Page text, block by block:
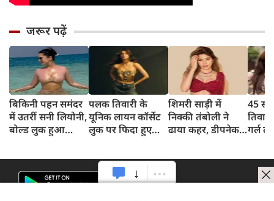
जरूर पढ़ें
बिकिनी पहन समंदर
में उतरीं सनी लियोनी,
बोल्ड लुक हुआ
पलक तिवारी के
यूनिक लायन कॉर्सेट
लुक पर फिदा हुए
शिमरी साड़ी में
निक्की तंबोली ने
ढाया कहर, डीपनेक
45
गर्ल